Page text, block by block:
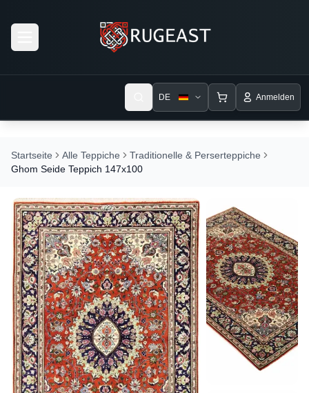
DE Anmelden
Startseite Alle Teppiche
Traditionelle & Perserteppiche
Ghom Seide Teppich 147x100